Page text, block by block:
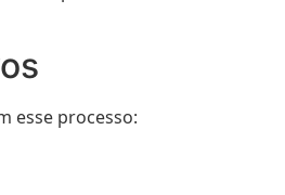
esse processo: